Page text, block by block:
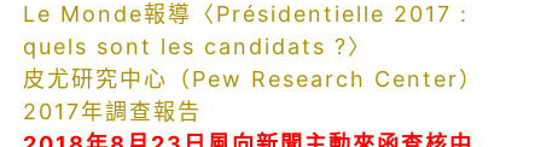
Le Monde報導〈Présidentielle 2017 :
quels sont les candidats ?〉
皮尤研究中心（Pew Research Center）
2017年調查報告